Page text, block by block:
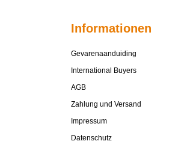
Informationen
Gevarenaanduiding
International Buyers
AGB
Zahlung und Versand
Impressum
Datenschutz